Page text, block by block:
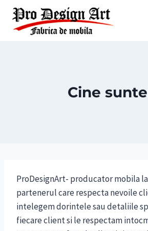
Skip
content
Cine
ProDesignArt- producator mobila
partenerul care respecta nevoile
intelegem dorintele sau detaliile
fiecare client si le respectam